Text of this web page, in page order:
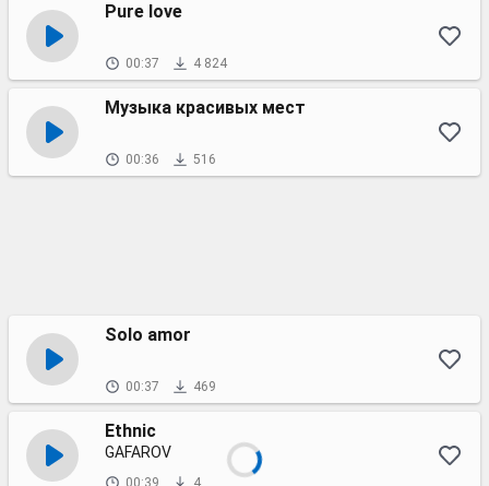
Pure love
00:37 4 824
Музыка красивых мест
00:36 516
Solo amor
00:37 469
Ethnic
GAFAROV
00:39 4